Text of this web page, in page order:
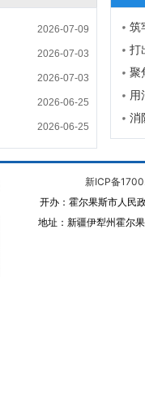
2026-07-09
2026-07-03
2026-07-03
2026-06-25
2026-06-25
筑
打
聚
用
消
新ICP备
开办：霍尔果斯市人民
地址：新疆伊犁州霍